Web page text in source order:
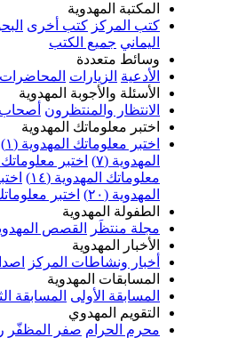
المكتبة المهدوية
كتب المركز كتب أخرى
اليماني جميع الكتب
وسائط متعددة
الأدعية الزيارات المحاضرات
الأسئلة والأجوبة المهدوية
الانتظار والمنتظرون أصحاب
اختبر معلوماتك المهدوية
اختبر معلوماتك المهدوية (١)
المهدوية (٧)
اختبر معلوماتك
معلوماتك المهدوية (١٤)
المهدوية (٢٠)
اختبر
الطفولة المهدوية
مجلة منتظَر
القصص
الأخبار المهدوية
أخبار ونشاطات المركز
المسابقات المهدوية
المسابقة الأولى المسابقة
التقويم المهدوي
محرم الحرام صفر المظفّر